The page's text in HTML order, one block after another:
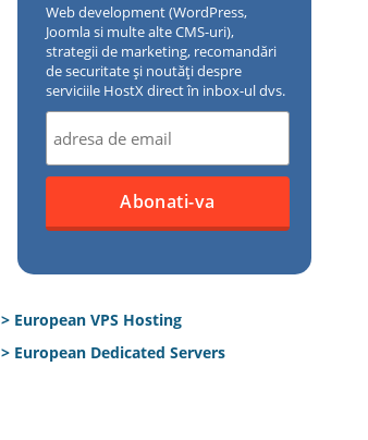
Web development (WordPress,
Joomla si multe alte CMS-uri),
strategii de marketing, recomandări
de securitate și noutăți despre
serviciile HostX direct în inbox-ul dvs.
> European VPS Hosting
> European Dedicated Servers